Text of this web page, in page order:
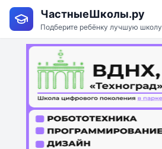
ЧастныеШколы.ру
Подберите ребёнку лучшую школу